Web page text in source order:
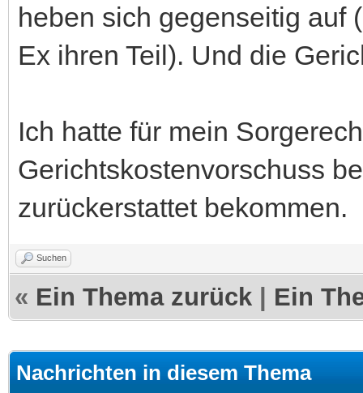
heben sich gegenseitig auf
Ex ihren Teil). Und die
Ich hatte für mein
Gerichtskostenvorschuss
zurückerstattet bekommen.
Suchen
« Ein Thema zurück Ein
Nachrichten in diesem Thema